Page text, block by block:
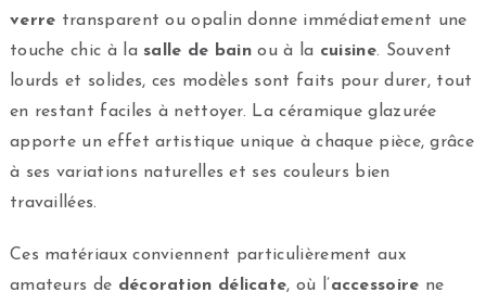
verre transparent ou opalin donne immédiatement une
touche chic à la salle de bain ou à la cuisine. Souvent
lourds et solides, ces modèles sont faits pour durer, tout
en restant faciles à nettoyer. La céramique glazurée
apporte un effet artistique unique à chaque pièce, grâce
à ses variations naturelles et ses couleurs bien
travaillées.
Ces matériaux conviennent particulièrement aux
amateurs de décoration délicate, où l’accessoire ne